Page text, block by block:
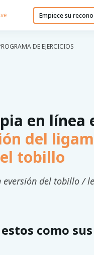
Empiece su
DE EJERCICIOS
en línea
del
tobillo
eversión del tobillo /
como sus